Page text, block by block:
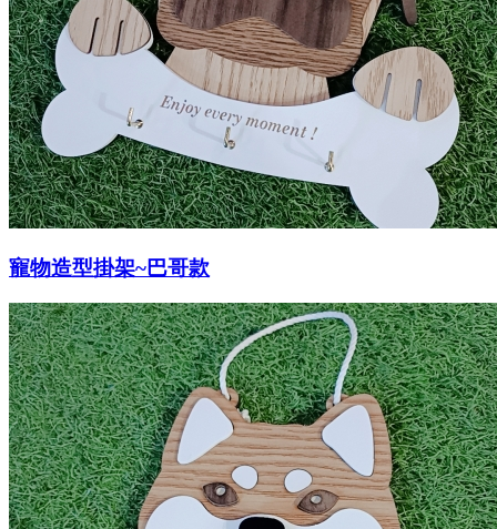
寵物造型掛架~巴哥款